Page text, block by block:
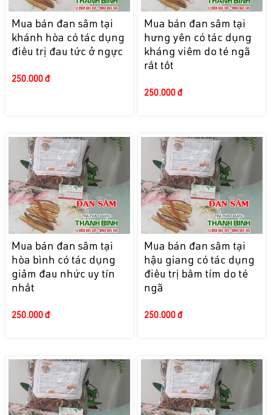
Mua bán đan sâm tại
khánh hòa có tác dụng
điều trị đau tức ở ngực
250.000 đ
Mua bán đan sâm tại
hưng yên có tác dụng
kháng viêm do té ngã
rất tốt
250.000 đ
Mua bán đan sâm tại
hòa bình có tác dụng
giảm đau nhức uy tín
nhất
250.000 đ
Mua bán đan sâm tại
hậu giang có tác dụng
điều trị bầm tím do té
ngã
250.000 đ